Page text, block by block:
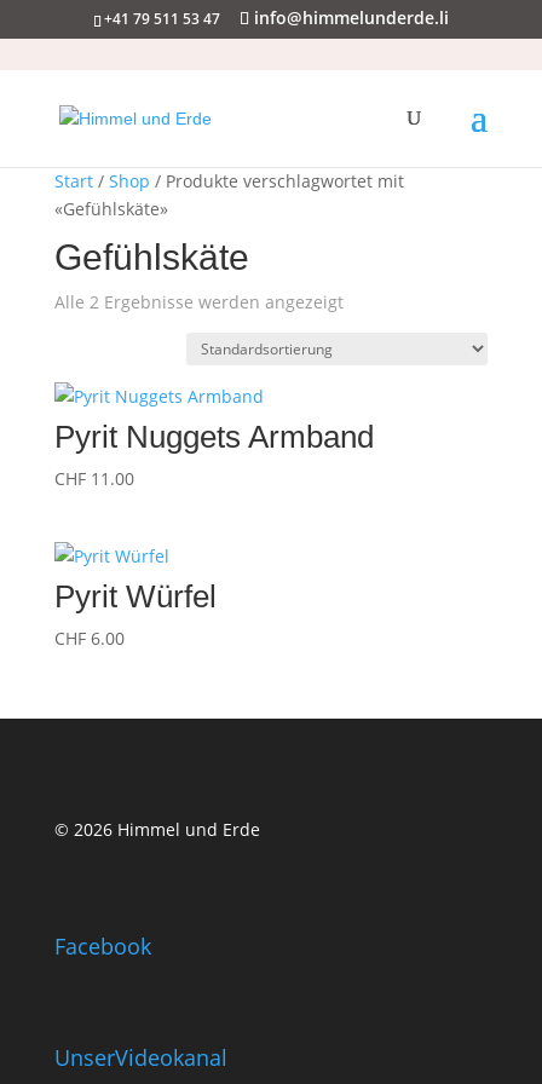
+41 79 511 53 47 info@himmelunderde.li
Start/ Shop / Produkte verschlagwortet mit
«Gefühlskäte»
Gefühlskäte
Alle 2 Ergebnisse werden angezeigt
Pyrit Nuggets Armband
CHF11.00
Pyrit Würfel
CHF6.00
© 2026 Himmel und Erde
Facebook
UnserVideokanal